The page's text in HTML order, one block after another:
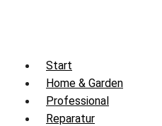
Start
Home & Garden
Professional
Reparatur